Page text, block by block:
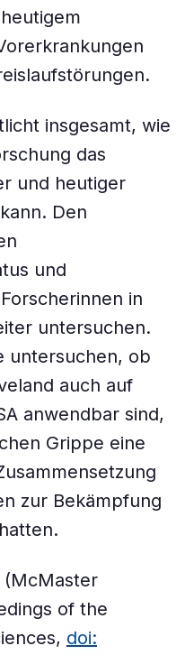
insgesamt, wie
das
und heutiger
Den
und
in
untersuchen.
untersuchen, ob
auch auf
anwendbar sind,
Grippe eine
zur Bekämpfung
(McMaster
of the
doi: